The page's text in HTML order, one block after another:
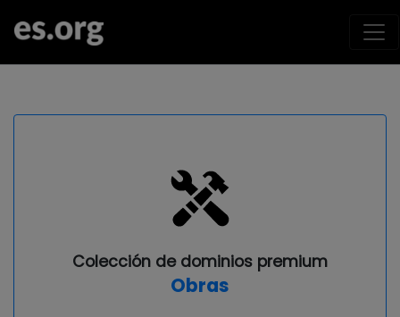
Colección de dominios premium
Obras